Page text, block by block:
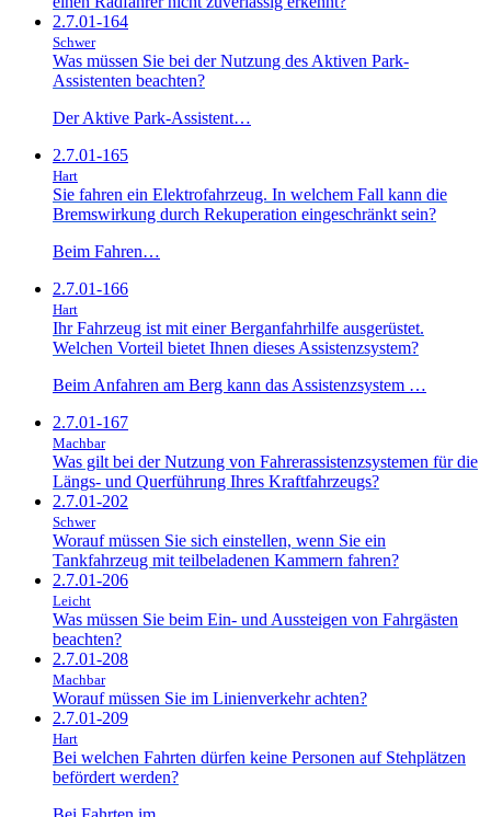
2.7.01-164
Schwer
Was müssen Sie bei der Nutzung des Aktiven Park-
Assistenten beachten?
Der Aktive Park-Assistent…
2.7.01-165
Hart
Sie fahren ein Elektrofahrzeug. In welchem Fall kann die
Bremswirkung durch Rekuperation eingeschränkt sein?
Beim Fahren…
2.7.01-166
Hart
Ihr Fahrzeug ist mit einer Berganfahrhilfe ausgerüstet.
Welchen Vorteil bietet Ihnen dieses Assistenzsystem?
Beim Anfahren am Berg kann das Assistenzsystem …
2.7.01-167
Machbar
Was gilt bei der Nutzung von Fahrerassistenzsystemen für die
Längs- und Querführung Ihres Kraftfahrzeugs?
2.7.01-202
Schwer
Worauf müssen Sie sich einstellen, wenn Sie ein
Tankfahrzeug mit teilbeladenen Kammern fahren?
2.7.01-206
Leicht
Was müssen Sie beim Ein- und Aussteigen von Fahrgästen
beachten?
2.7.01-208
Machbar
Worauf müssen Sie im Linienverkehr achten?
2.7.01-209
Hart
Bei welchen Fahrten dürfen keine Personen auf Stehplätzen
befördert werden?